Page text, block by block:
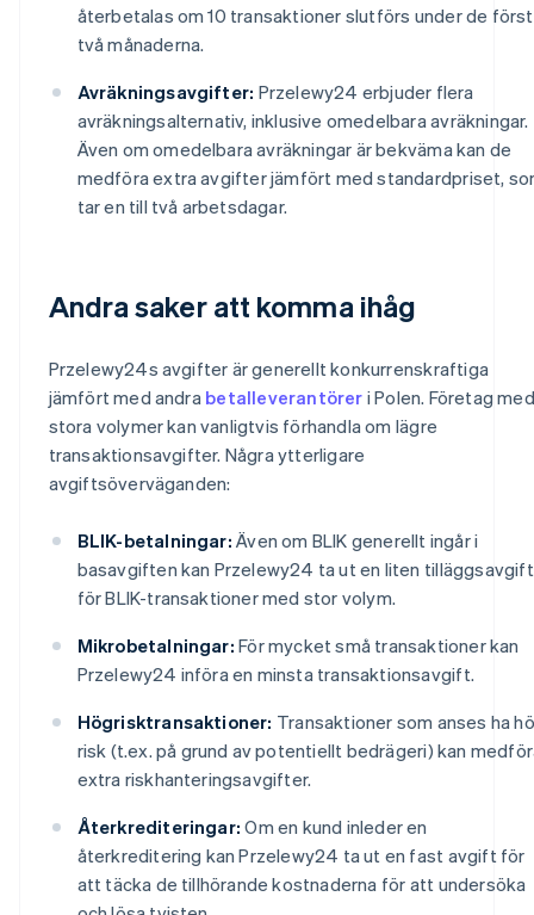
återbetalas om 10 transaktioner slutförs under de
två månaderna.
Avräkningsavgifter: Przelewy24 erbjuder flera
avräkningsalternativ, inklusive omedelbara avräkningar.
Även om omedelbara avräkningar är bekväma kan de
medföra extra avgifter jämfört med standardpriset,
tar en till två arbetsdagar.
Andra saker att komma ihåg
Przelewy24s avgifter är generellt konkurrenskraftiga
jämfört med andra betalleverantörer i Polen. Företag med
stora volymer kan vanligtvis förhandla om lägre
transaktionsavgifter. Några ytterligare
avgiftsöverväganden:
BLIK-betalningar: Även om BLIK generellt ingår i
basavgiften kan Przelewy24 ta ut en liten tilläggsavgift
för BLIK-transaktioner med stor volym.
Mikrobetalningar: För mycket små transaktioner kan
Przelewy24 införa en minsta transaktionsavgift.
Högrisktransaktioner: Transaktioner som anses ha
risk (t.ex. på grund av potentiellt bedrägeri) kan
extra riskhanteringsavgifter.
Återkrediteringar: Om en kund inleder en
återkreditering kan Przelewy24 ta ut en fast avgift för
att täcka de tillhörande kostnaderna för att undersöka